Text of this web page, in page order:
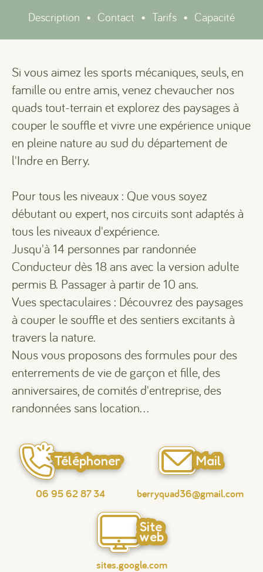
Description • Contact • Tarifs • Capacité
Si vous aimez les sports mécaniques, seuls, en
famille ou entre amis, venez chevaucher nos
quads tout-terrain et explorez des paysages à
couper le souffle et vivre une expérience unique
en pleine nature au sud du département de
l'Indre en Berry.
Pour tous les niveaux : Que vous soyez
débutant ou expert, nos circuits sont adaptés à
tous les niveaux d'expérience.
Jusqu'à 14 personnes par randonnée
Conducteur dès 18 ans avec la version adulte
permis B. Passager à partir de 10 ans.
Vues spectaculaires : Découvrez des paysages
à couper le souffle et des sentiers excitants à
travers la nature.
Nous vous proposons des formules pour des
enterrements de vie de garçon et fille, des
anniversaires, de comités d'entreprise, des
randonnées sans location...
Téléphoner
06 95 62 87 34
Mail
berryquad36@gmail.com
Site
web
sites.google.com